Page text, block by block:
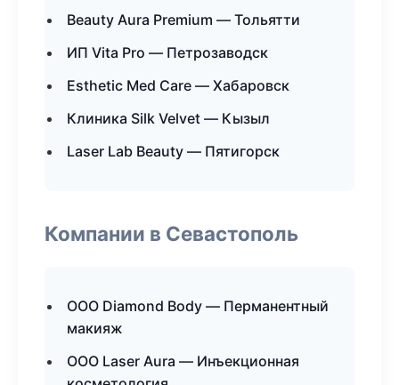
Beauty Aura Premium — Тольятти
ИП Vita Pro — Петрозаводск
Esthetic Med Care — Хабаровск
Клиника Silk Velvet — Кызыл
Laser Lab Beauty — Пятигорск
Компании в Севастополь
ООО Diamond Body — Перманентный
макияж
ООО Laser Aura — Инъекционная